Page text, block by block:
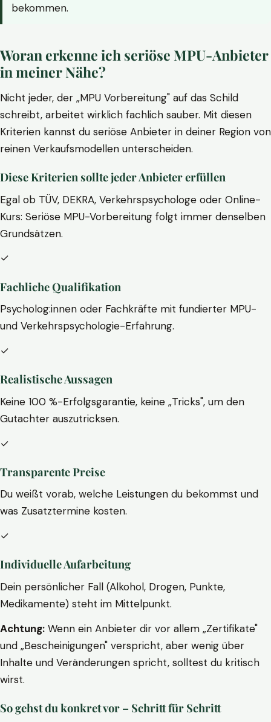
bekommen.
Woran erkenne ich seriöse MPU-Anbieter
in meiner Nähe?
Nicht jeder, der „MPU Vorbereitung" auf das Schild
schreibt, arbeitet wirklich fachlich sauber. Mit diesen
Kriterien kannst du seriöse Anbieter in deiner Region von
reinen Verkaufsmodellen unterscheiden.
Diese Kriterien sollte jeder Anbieter erfüllen
Egal ob TÜV, DEKRA, Verkehrspsychologe oder Online-
Kurs: Seriöse MPU-Vorbereitung folgt immer denselben
Grundsätzen.
✓
Fachliche Qualifikation
Psycholog:innen oder Fachkräfte mit fundierter MPU-
und Verkehrspsychologie-Erfahrung.
✓
Realistische Aussagen
Keine 100 %-Erfolgsgarantie, keine „Tricks", um den
Gutachter auszutricksen.
✓
Transparente Preise
Du weißt vorab, welche Leistungen du bekommst und
was Zusatztermine kosten.
✓
Individuelle Aufarbeitung
Dein persönlicher Fall (Alkohol, Drogen, Punkte,
Medikamente) steht im Mittelpunkt.
Achtung: Wenn ein Anbieter dir vor allem „Zertifikate"
und „Bescheinigungen" verspricht, aber wenig über
Inhalte und Veränderungen spricht, solltest du kritisch
wirst.
So gehst du konkret vor – Schritt für Schritt